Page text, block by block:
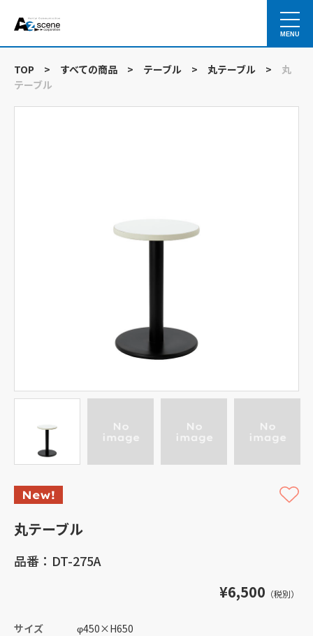
MENU
TOP > すべての商品 > テーブル > 丸テーブル >
丸
テーブル
丸テーブル
品番：DT-275A
¥6,500 （税別）
サイズ φ450×H650